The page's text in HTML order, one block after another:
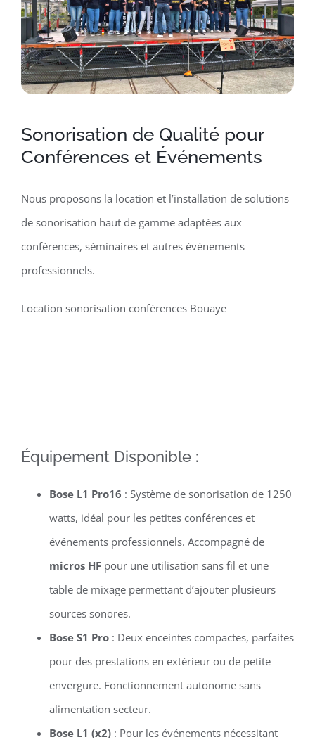
Sonorisation de Qualité pour
Conférences et Événements
Nous proposons la location et l’installation de solutions
de sonorisation haut de gamme adaptées aux
conférences, séminaires et autres événements
professionnels.
Location sonorisation conférences Bouaye
Équipement Disponible :
Bose L1 Pro16 : Système de sonorisation de 1250
watts, idéal pour les petites conférences et
événements professionnels. Accompagné de
micros HFpour une utilisation sans fil et une
table de mixage permettant d’ajouter plusieurs
sources sonores.
Bose S1 Pro: Deux enceintes compactes, parfaites
pour des prestations en extérieur ou de petite
envergure. Fonctionnement autonome sans
alimentation secteur.
Bose L1 (x2): Pour les événements nécessitant